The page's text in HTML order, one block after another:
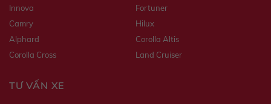
Innova
Fortuner
Camry
Hilux
Alphard
Corolla Altis
Corolla Cross
Land Cruiser
TƯ VẤN XE